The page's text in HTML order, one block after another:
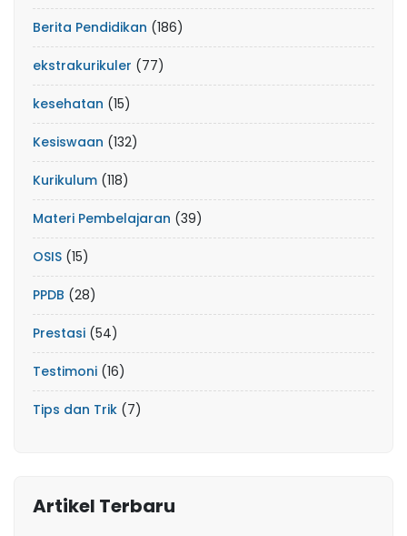
Berita Pendidikan (186)
ekstrakurikuler (77)
kesehatan (15)
Kesiswaan (132)
Kurikulum (118)
Materi Pembelajaran (39)
OSIS (15)
PPDB (28)
Prestasi (54)
Testimoni (16)
Tips dan Trik (7)
Artikel Terbaru